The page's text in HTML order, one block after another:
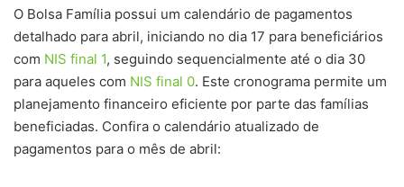
O Bolsa Família possui um calendário de pagamentos
detalhado para abril, iniciando no dia 17 para beneficiários
com NIS final 1, seguindo sequencialmente até o dia 30
para aqueles com NIS final 0. Este cronograma permite um
planejamento financeiro eficiente por parte das famílias
beneficiadas. Confira o calendário atualizado de
pagamentos para o mês de abril: